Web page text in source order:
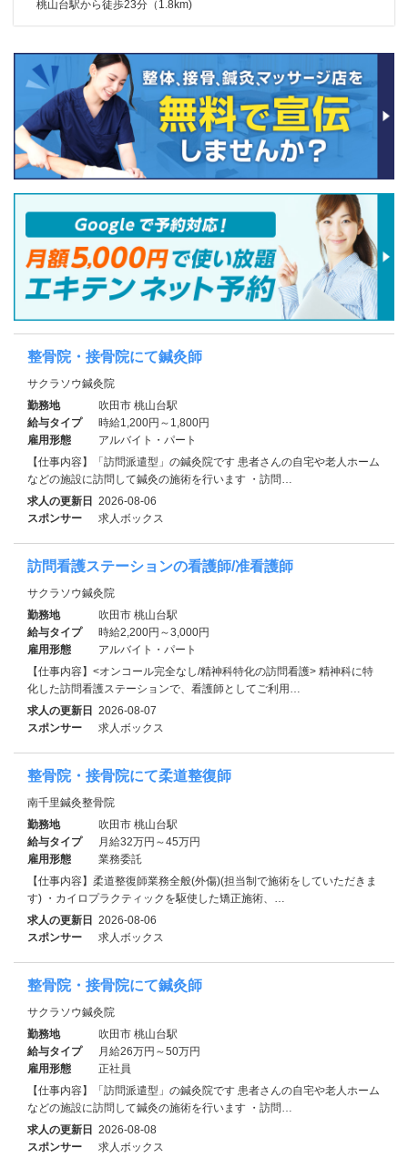
桃山台駅から徒歩23分（1.8km)
整骨院・接骨院にて鍼灸師
サクラソウ鍼灸院
勤務地
吹田市 桃山台駅
給与タイプ
時給1,200円～1,800円
雇用形態
アルバイト・パート
【仕事内容】「訪問派遣型」の鍼灸院です 患者さんの自宅や老人ホーム
などの施設に訪問して鍼灸の施術を行います ・訪問…
求人の更新日 2026-08-06
スポンサー
求人ボックス
訪問看護ステーションの看護師/准看護師
サクラソウ鍼灸院
勤務地
吹田市 桃山台駅
給与タイプ
時給2,200円～3,000円
雇用形態
アルバイト・パート
【仕事内容】<オンコール完全なし/精神科特化の訪問看護> 精神科に特
化した訪問看護ステーションで、看護師としてご利用…
求人の更新日 2026-08-07
スポンサー
求人ボックス
整骨院・接骨院にて柔道整復師
南千里鍼灸整骨院
勤務地
吹田市 桃山台駅
給与タイプ
月給32万円～45万円
雇用形態
業務委託
【仕事内容】柔道整復師業務全般(外傷)(担当制で施術をしていただきま
す) ・カイロプラクティックを駆使した矯正施術、…
求人の更新日 2026-08-06
スポンサー
求人ボックス
整骨院・接骨院にて鍼灸師
サクラソウ鍼灸院
勤務地
吹田市 桃山台駅
給与タイプ
月給26万円～50万円
雇用形態
正社員
【仕事内容】「訪問派遣型」の鍼灸院です 患者さんの自宅や老人ホーム
などの施設に訪問して鍼灸の施術を行います ・訪問…
求人の更新日 2026-08-08
スポンサー
求人ボックス